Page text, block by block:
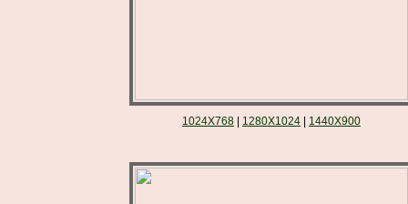
1024X768 1280X1024 1440X900